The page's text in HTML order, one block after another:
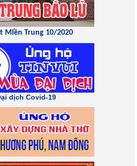
Miền Trung 10/2020
dịch Covid-19